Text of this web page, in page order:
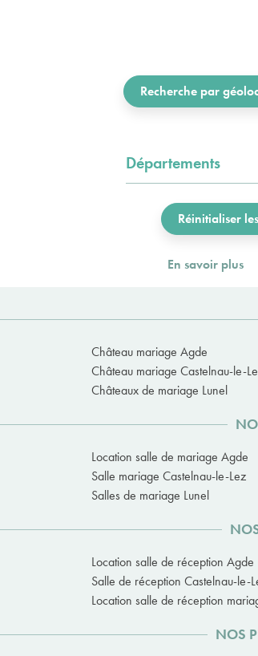
Recherche par
Départements
Réinitialiser
En savoir plus
Château mariage Agde
Château mariage Castelnau-le-
Châteaux de mariage Lunel
Location salle de mariage Agde
Salle mariage Castelnau-le-Lez
Salles de mariage Lunel
Location salle de réception Agde
Salle de réception Castelnau-le-
Location salle de réception
NOS